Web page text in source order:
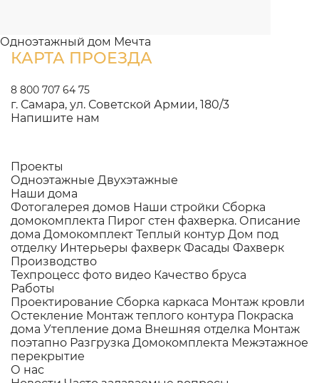
Одноэтажный дом Мечта
КАРТА ПРОЕЗДА
8 800 707 64 75
г. Самара, ул. Советской Армии, 180/3
Напишите нам
Проекты
Одноэтажные Двухэтажные
Наши дома
Фотогалерея домов Наши стройки Сборка
домокомплекта Пирог стен фахверка. Описание
дома Домокомплект Теплый контур Дом под
отделку Интерьеры фахверк Фасады Фахверк
Производство
Техпроцесс фото видео Качество бруса
Работы
Проектирование Сборка каркаса Монтаж кровли
Остекление Монтаж теплого контура Покраска
дома Утепление дома Внешняя отделка Монтаж
поэтапно Разгрузка Домокомплекта Межэтажное
перекрытие
О нас